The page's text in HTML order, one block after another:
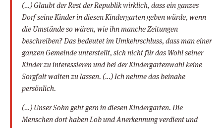
(…) Glaubt der Rest der Republik wirklich, dass ein ganzes
Dorf seine Kinder in diesen Kindergarten geben würde, wenn
die Umstände so wären, wie ihn manche Zeitungen
beschreiben? Das bedeutet im Umkehrschluss, dass man einer
ganzen Gemeinde unterstellt, sich nicht für das Wohl seiner
Kinder zu interessieren und bei der Kindergartenwahl keine
Sorgfalt walten zu lassen. (…) Ich nehme das beinahe
persönlich.
(…) Unser Sohn geht gern in diesen Kindergarten. Die
Menschen dort haben Lob und Anerkennung verdient und